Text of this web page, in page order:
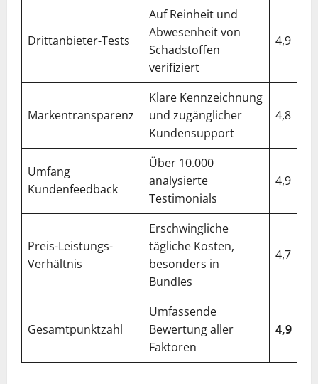
Drittanbieter-Tests
Auf Reinheit und
Abwesenheit von
Schadstoffen
verifiziert
4,9
Markentransparenz
Klare Kennzeichnung
und zugänglicher
Kundensupport
4,8
Umfang
Kundenfeedback
Über 10.000
analysierte
Testimonials
4,9
Preis-Leistungs-
Verhältnis
Erschwingliche
tägliche Kosten,
besonders in
Bundles
4,7
Gesamtpunktzahl
Umfassende
Bewertung aller
Faktoren
4,9